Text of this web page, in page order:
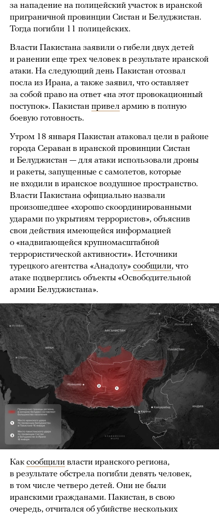
за нападение на полицейский участок в иранской
приграничной провинции Систан и Белуджистан.
Тогда погибли 11 полицейских.
Власти Пакистана заявили о гибели двух детей
и ранении еще трех человек в результате иранской
атаки. На следующий день Пакистан отозвал
посла из Ирана, а также заявил, что оставляет
за собой право на ответ «на этот провокационный
поступок». Пакистан привел армию в полную
боевую готовность.
Утром 18 января Пакистан атаковал цели в районе
города Сераван в иранской провинции Систан
и Белуджистан — для атаки использовали дроны
и ракеты, запущенные с самолетов, которые
не входили в иранское воздушное пространство.
Власти Пакистана официально назвали
произошедшее «хорошо скоординированными
ударами по укрытиям террористов», объяснив
свои действия имеющейся информацией
о «надвигающейся крупномасштабной
террористической активности». Источники
турецкого агентства «Анадолу» сообщили, что
атаке подверглись объекты «Освободительной
армии Белуджистана».
Как сообщили власти иранского региона,
в результате обстрела погибли девять человек,
в том числе четверо детей. Они не были
иранскими гражданами. Пакистан, в свою
очередь, отчитался об убийстве нескольких